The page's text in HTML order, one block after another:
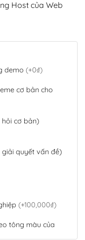
Host của Web
demo (+0₫)
cơ bản cho
hỏi cơ bản)
quyết vấn đề)
(+100,000₫)
tông màu của